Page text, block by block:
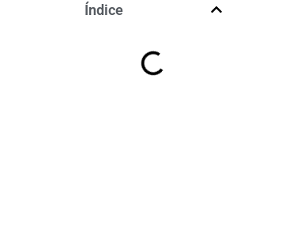
Índice